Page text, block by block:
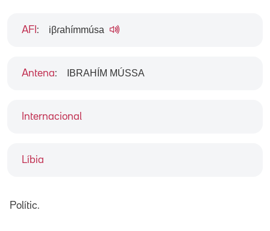
Internacional
Líbia
AFI : iβɾahímmúsa
Antena: IBRAHÍM MÚSSA
Polític.